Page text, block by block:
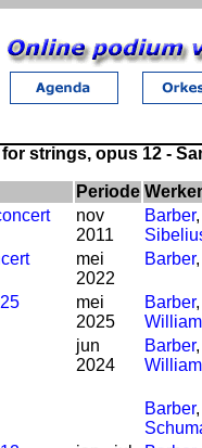
strings, opus 12 -
Periode
nov
2011
Barber,
mei
2022
Barber,
mei
2025
Barber,
jun
2024
Barber,
Barber,